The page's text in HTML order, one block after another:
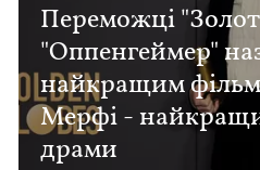
Переможці
"Оппенгеймер"
найкращим
Мерфі -
драми